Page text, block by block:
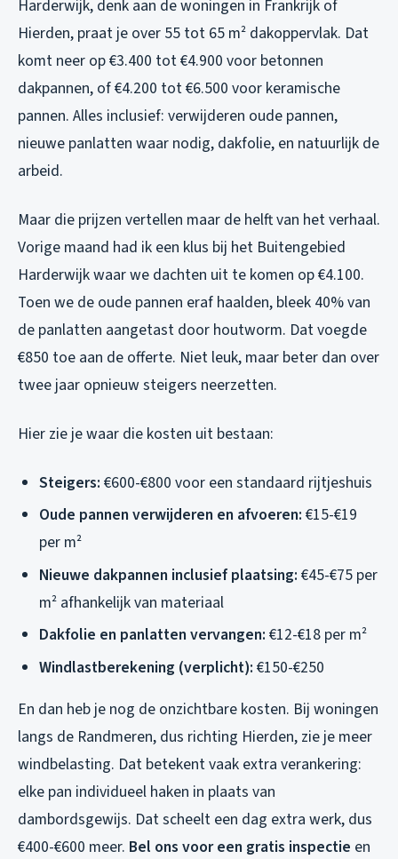
Harderwijk, denk aan de woningen in Frankrijk of
Hierden, praat je over 55 tot 65 m² dakoppervlak. Dat
komt neer op €3.400 tot €4.900 voor betonnen
dakpannen, of €4.200 tot €6.500 voor keramische
pannen. Alles inclusief: verwijderen oude pannen,
nieuwe panlatten waar nodig, dakfolie, en natuurlijk de
arbeid.
Maar die prijzen vertellen maar de helft van het verhaal.
Vorige maand had ik een klus bij het Buitengebied
Harderwijk waar we dachten uit te komen op €4.100.
Toen we de oude pannen eraf haalden, bleek 40% van
de panlatten aangetast door houtworm. Dat voegde
€850 toe aan de offerte. Niet leuk, maar beter dan over
twee jaar opnieuw steigers neerzetten.
Hier zie je waar die kosten uit bestaan:
Steigers: €600-€800 voor een standaard rijtjeshuis
Oude pannen verwijderen en afvoeren: €15-€19
per m²
Nieuwe dakpannen inclusief plaatsing: €45-€75 per
m² afhankelijk van materiaal
Dakfolie en panlatten vervangen: €12-€18 per m²
Windlastberekening (verplicht): €150-€250
En dan heb je nog de onzichtbare kosten. Bij woningen
langs de Randmeren, dus richting Hierden, zie je meer
windbelasting. Dat betekent vaak extra verankering:
elke pan individueel haken in plaats van
dambordsgewijs. Dat scheelt een dag extra werk, dus
€400-€600 meer. Bel ons voor een gratis inspectie en